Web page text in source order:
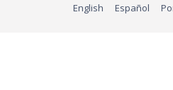
English Español